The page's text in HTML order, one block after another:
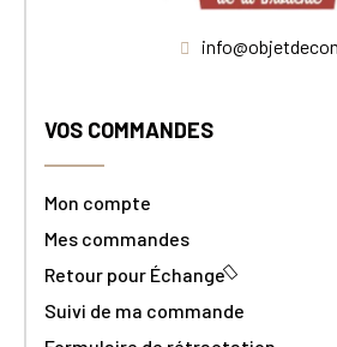
VOS COMMANDES
Mon compte
Mes commandes
Retour pour Échange
Suivi de ma commande